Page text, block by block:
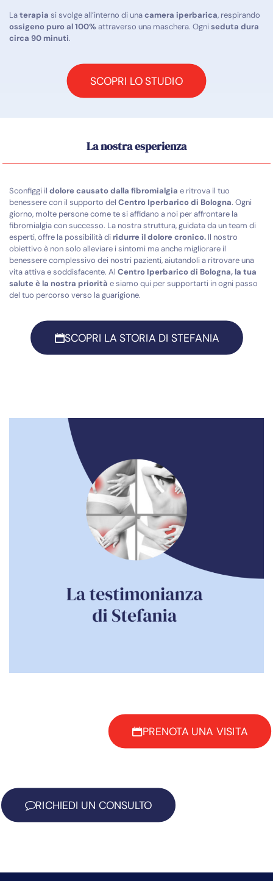
Laterapia si svolge all’interno di unacamera iperbarica, respirando
ossigeno puro al 100% attraverso una maschera. Ogniseduta dura
circa 90 minuti.
SCOPRI LO STUDIO
La nostra esperienza
Sconfiggi il dolore causato dalla fibromialgia e ritrova il tuo
benessere con il supporto del Centro Iperbarico di Bologna. Ogni
giorno, molte persone come te si affidano a noi per affrontare la
fibromialgia con successo. La nostra struttura, guidata da un team di
esperti, offre la possibilità di ridurre il dolore cronico. Il nostro
obiettivo è non solo alleviare i sintomi ma anche migliorare il
benessere complessivo dei nostri pazienti, aiutandoli a ritrovare una
vita attiva e soddisfacente. Al Centro Iperbarico di Bologna, la tua
salute è la nostra priorità e siamo qui per supportarti in ogni passo
del tuo percorso verso la guarigione.
SCOPRI LA STORIA DI STEFANIA
PRENOTA UNA VISITA
RICHIEDI UN CONSULTO